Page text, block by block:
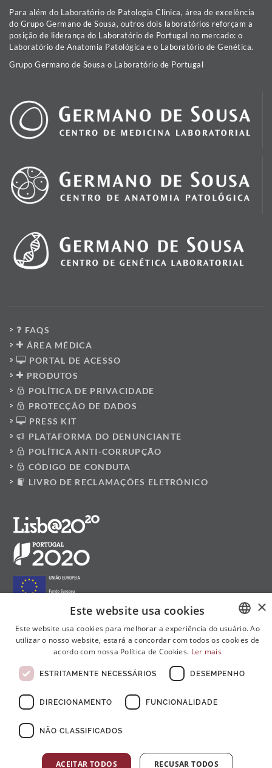
Para além do Laboratório de Patologia Clínica, área de excelência
do Grupo Germano de Sousa, outros dois laboratórios reforçam a
posição de liderança do Laboratório de Portugal no mercado: o
Laboratório de Anatomia Patológica e o Laboratório de Genética.
Grupo Germano de Sousa o Laboratório de Portugal
FAQS
ÁREA MÉDICA
PORTAL DE ACESSO
PRODUTOS
POLÍTICA DE PRIVACIDADE
PROTECÇÃO DE DADOS
PRESS KIT
PLATAFORMA DO DENUNCIANTE
POLÍTICA ANTI-CORRUPÇÃO
CÓDIGO DE CONDUTA
LIVRO DE RECLAMAÇÕES ELETRÓNICO
Siga-nos nas redes sociais:
© Copyright 2026 . Todos Os Direitos Reservados
PORTUGUESE
×
Este website usa cookies
Este website usa cookies para melhorar a experiência do usuário. Ao
utilizar o nosso website, estará a concordar com todos os cookies de
acordo com nossa Política de Cookies. Ler mais
ESTRITAMENTE NECESSÁRIOS DESEMPENHO
DIRECIONAMENTO FUNCIONALIDADE
NÃO CLASSIFICADOS
ACEITAR TODOS RECUSAR TODOS